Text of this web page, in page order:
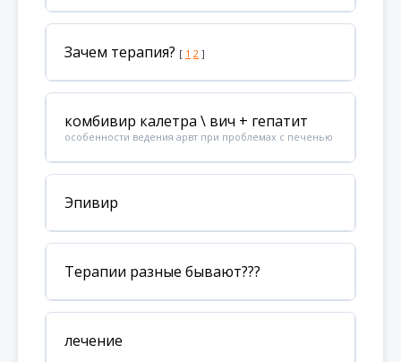
Зачем терапия? [ 1 2 ]
комбивир калетра \ вич + гепатит
особенности ведения арвт при проблемах с печенью
Эпивир
Терапии разные бывают???
лечение